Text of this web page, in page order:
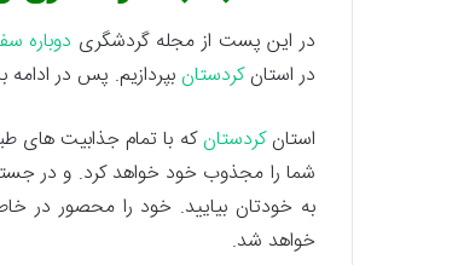
در این پست از مجله گردشگری دوباره
در استانکردستان بپردازیم. پس در ادامه
استانکردستانکه با تمام جذابیت های
شما را مجذوب خود خواهد کرد. و در
به خودتان بیایید. خود را محصور در
خواهد شد.